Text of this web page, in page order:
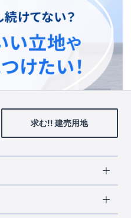
いる人に
の物件
求む!! 建売用地